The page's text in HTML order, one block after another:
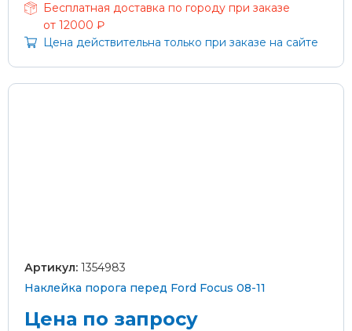
Бесплатная доставка по городу при заказе
от 12000 ₽
Цена действительна только при заказе на сайте
Артикул: 1354983
Наклейка порога перед Ford Focus 08-11
Цена по запросу